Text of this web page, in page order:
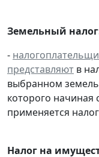
Земельный
-
представляют в
выбранном
которого начиная
применяется
Налог на